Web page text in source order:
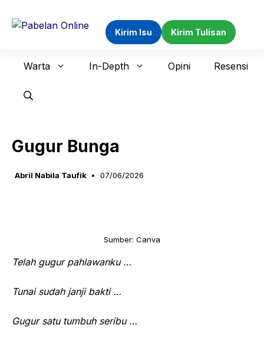
Kirim Isu Kirim Tulisan
Warta In-Depth Opini Resensi
Gugur Bunga
Abril Nabila Taufik 07/06/2026
Sumber: Canva
Telah gugur pahlawanku …
Tunai sudah janji bakti …
Gugur satu tumbuh seribu …